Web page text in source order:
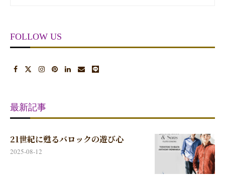
FOLLOW US
最新記事
21世紀に甦るバロックの遊び心
2025-08-12